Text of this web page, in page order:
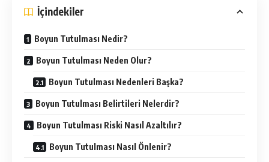
İçindekiler
Boyun Tutulması Nedir?
Boyun Tutulması Neden Olur?
Boyun Tutulması Nedenleri Başka?
Boyun Tutulması Belirtileri Nelerdir?
Boyun Tutulması Riski Nasıl Azaltılır?
Boyun Tutulması Nasıl Önlenir?